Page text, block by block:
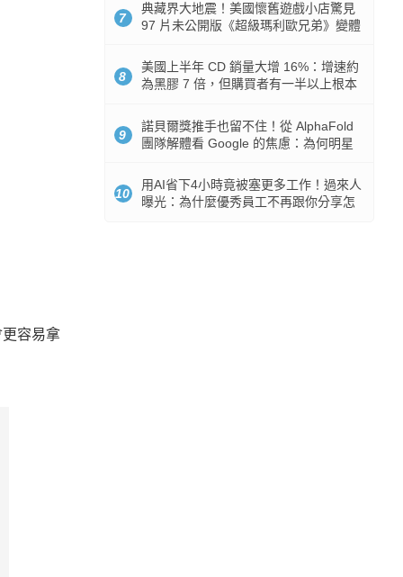
容易拿
7
典藏界大地震！美國懷舊遊戲小店驚見
97 片未公開版《超級瑪利歐兄弟》變體
8
美國上半年 CD 銷量大增 16%：增速約
為黑膠 7 倍，但購買者有一半以上根本
9
諾貝爾獎推手也留不住！從 AlphaFold
團隊解體看 Google 的焦慮：為何明星
10
用AI省下4小時竟被塞更多工作！過來人
曝光：為什麼優秀員工不再跟你分享怎